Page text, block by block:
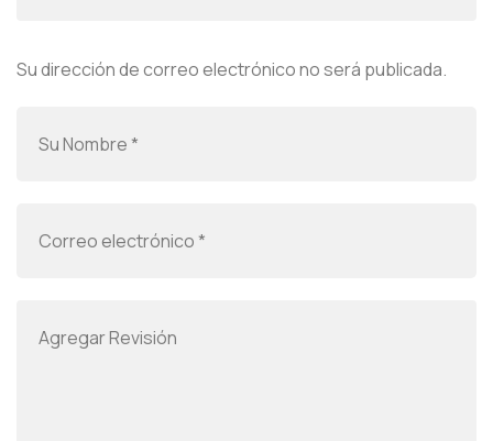
Su dirección de correo electrónico no será publicada.